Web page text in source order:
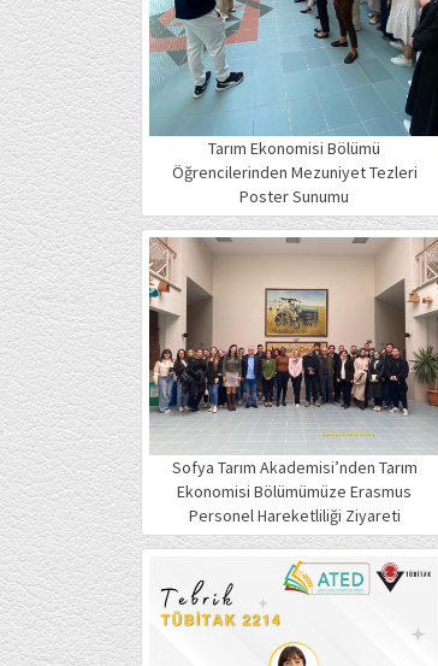
Tarım Ekonomisi Bölümü
Öğrencilerinden Mezuniyet Tezleri
Poster Sunumu
Sofya Tarım Akademisi’nden Tarım
Ekonomisi Bölümümüze Erasmus
Personel Hareketliliği Ziyareti